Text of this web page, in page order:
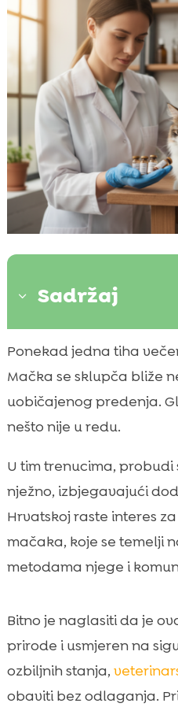
3 Sadržaj
 Što je homeopatija
mačaka

Kada razmatramo
svakodnevnoj

Najčešća stanja
homeopatsku
Sigurnost, kvaliteta

Doziranje i načini
primjenu kod
 Što možemo
Ponekad jedna tiha
Mačka se sklupča bliže
uobičajenog predenja.
nešto nije u redu.
U tim trenucima,
nježno, izbjegavajući
Hrvatskoj raste interes
mačaka, koje se temelji
metodama njege i
Bitno je naglasiti da je
prirode i usmjeren na
ozbiljnih stanja,
obaviti bez odlaganja.